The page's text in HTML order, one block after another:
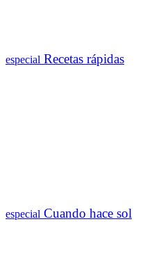
especial Recetas rápidas
especial Cuando hace sol